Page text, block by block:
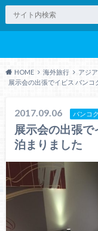
HOME 海外旅行 アジア
展示会の出張でイビス バン
2017.09.06 バンコク
展示会の出張で
泊まりました